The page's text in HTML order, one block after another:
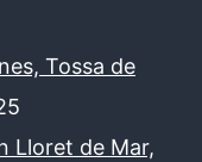
Tossa de
Lloret de Mar,